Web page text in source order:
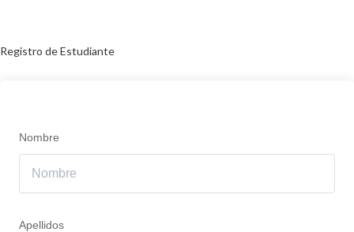
Registro de Estudiante
Nombre
Apellidos